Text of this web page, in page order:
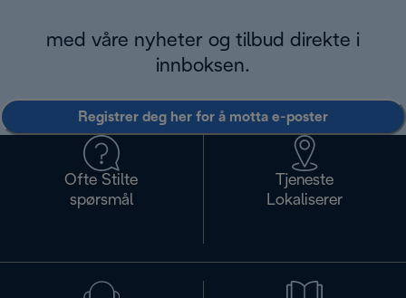
med våre nyheter og tilbud direkte i
innboksen.
Registrer deg her for å motta e-poster
Ofte Stilte
spørsmål
Tjeneste
Lokaliserer